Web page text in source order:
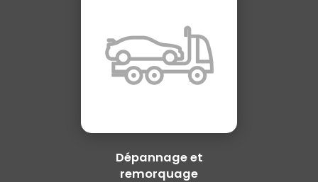
Dépannage et
remorquage